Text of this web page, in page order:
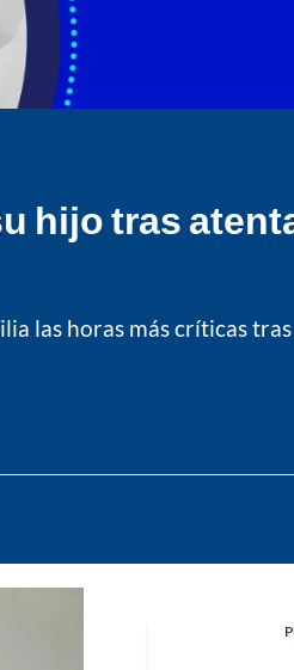
hijo tras
las horas más críticas